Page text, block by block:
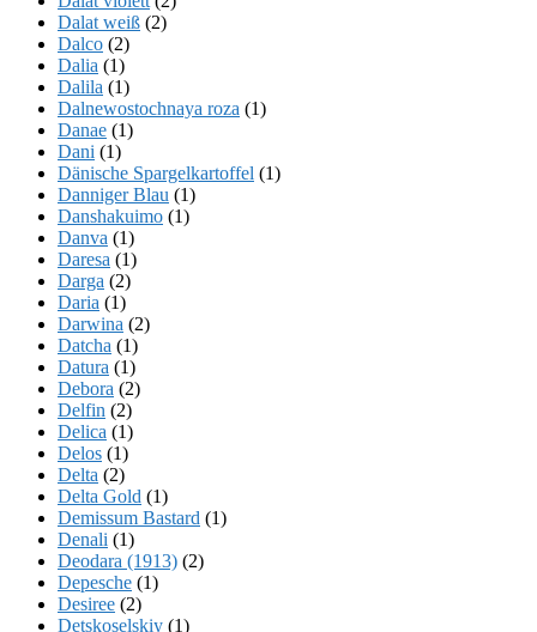
Dalat weiß (2)
Dalco (2)
Dalia (1)
Dalila (1)
Dalnewostochnaya roza (1)
Danae (1)
Dani (1)
Dänische Spargelkartoffel (1)
Danniger Blau (1)
Danshakuimo (1)
Danva (1)
Daresa (1)
Darga (2)
Daria (1)
Darwina (2)
Datcha (1)
Datura (1)
Debora (2)
Delfin (2)
Delica (1)
Delos (1)
Delta (2)
Delta Gold (1)
Demissum Bastard (1)
Denali (1)
Deodara (1913) (2)
Depesche (1)
Desiree (2)
Detskoselskiy (1)